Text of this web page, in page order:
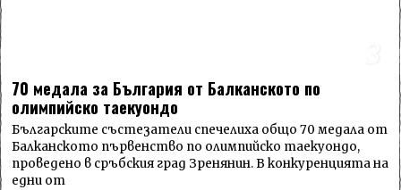
70 медала за България от Балканското по
олимпийско таекуондо
Българските състезатели спечелиха общо 70 медала от
Балканското първенство по олимпийско таекуондо,
проведено в сръбския град Зренянин. В конкуренцията на
едни от